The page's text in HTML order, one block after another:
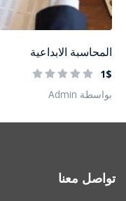
المحاسبة الابداعية
1$
بواسطة Admin
تواصل معنا